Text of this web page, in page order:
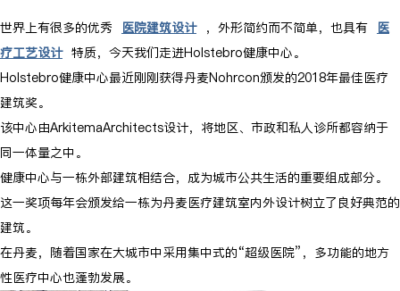
世界上有很多的优秀 医院建筑设计，外形简约而不简单，也具有 医
疗工艺设计特质，今天我们走进Holstebro健康中心。
Holstebro健康中心最近刚刚获得丹麦Nohrcon颁发的2018年最佳医疗
建筑奖。
该中心由ArkitemaArchitects设计，将地区、市政和私人诊所都容纳于
同一体量之中。
健康中心与一栋外部建筑相结合，成为城市公共生活的重要组成部分。
这一奖项每年会颁发给一栋为丹麦医疗建筑室内外设计树立了良好典范的
建筑。
在丹麦，随着国家在大城市中采用集中式的“超级医院”，多功能的地方
性医疗中心也蓬勃发展。